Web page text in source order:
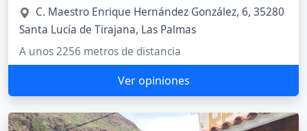
C. Maestro Enrique Hernández González, 6, 35280
Santa Lucía de Tirajana, Las Palmas
A unos 2256 metros de distancia
Ver opiniones